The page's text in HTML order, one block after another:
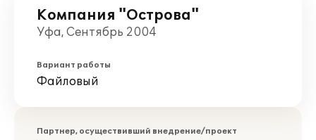
Компания "Острова"
Уфа, Сентябрь 2004
Вариант работы
Файловый
Партнер, осуществивший внедрение/проект